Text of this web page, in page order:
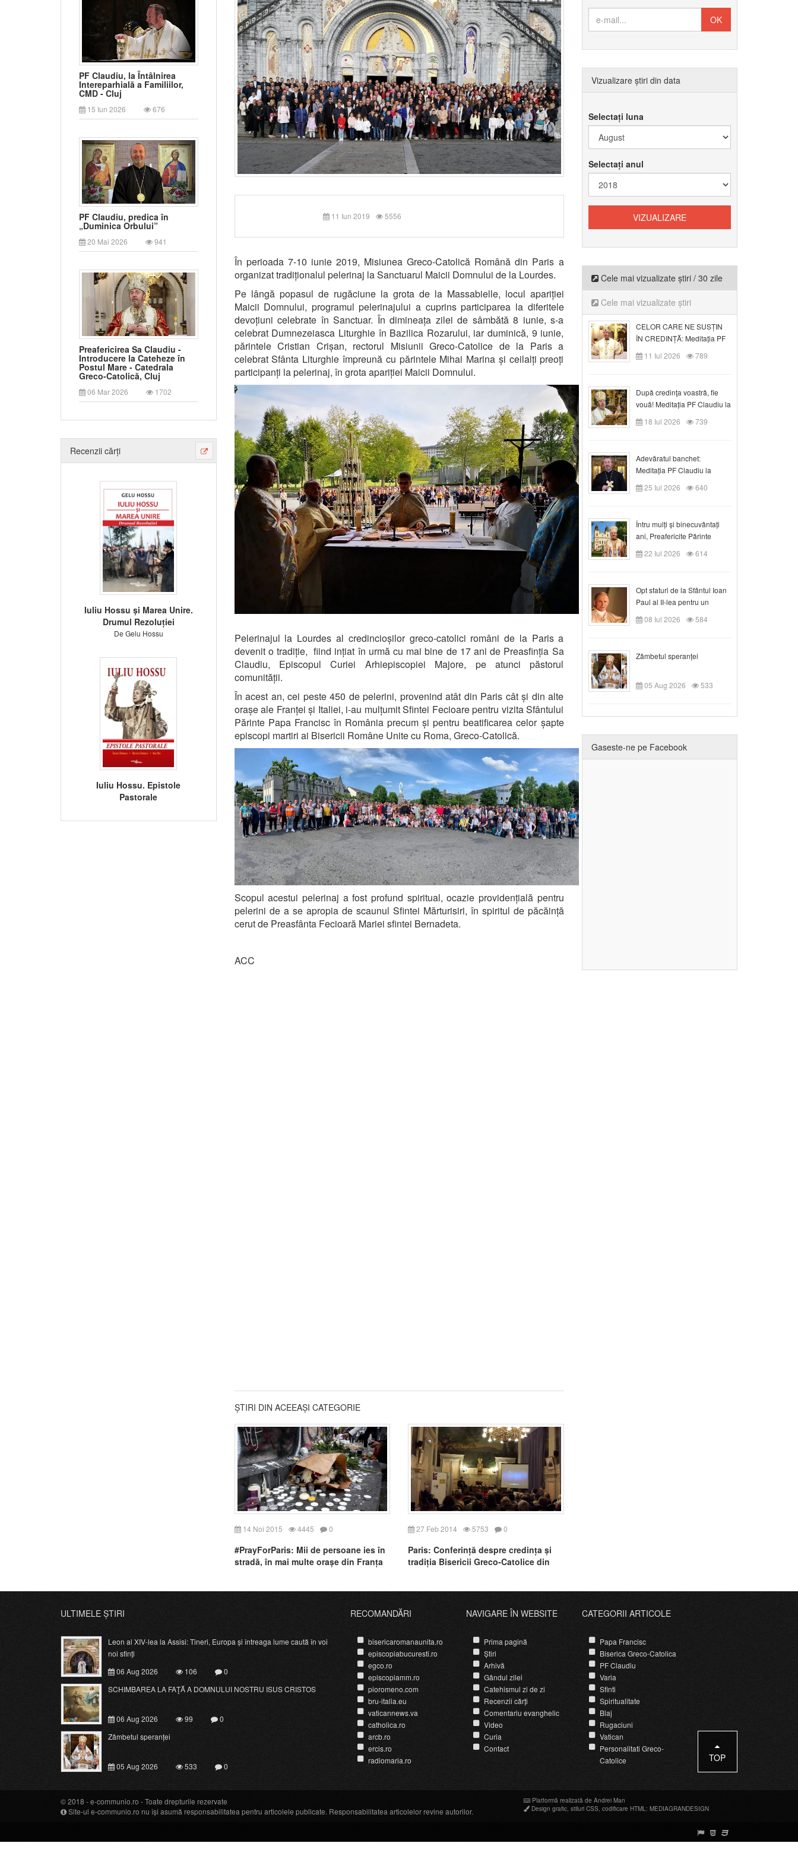
PF Claudiu, la Întâlnirea
Intereparhială a Familiilor,
CMD - Cluj
15 Iun 2026 676
PF Claudiu, predica în
„Duminica Orbului”
20 Mai 2026 941
Preafericirea Sa Claudiu -
Introducere la Cateheze în
Postul Mare - Catedrala
Greco-Catolică, Cluj
06 Mar 2026 1702
Recenzii cărți
Iuliu Hossu și Marea Unire.
Drumul Rezoluției
De Gelu Hossu
Iuliu Hossu. Epistole
Pastorale
11 Iun 2019 5556
În perioada 7-10 iunie 2019, Misiunea Greco-Catolică Română din Paris a
organizat tradiționalul pelerinaj la Sanctuarul Maicii Domnului de la Lourdes.
Pe lângă popasul de rugăciune la grota de la Massabielle, locul apariției
Maicii Domnului, programul pelerinajului a cuprins participarea la diferitele
devoțiuni celebrate în Sanctuar. În dimineața zilei de sâmbătă 8 iunie, s-a
celebrat Dumnezeiasca Liturghie în Bazilica Rozarului, iar duminică, 9 iunie,
părintele Cristian Crișan, rectorul Misiunii Greco-Catolice de la Paris a
celebrat Sfânta Liturghie împreună cu părintele Mihai Marina și ceilalți preoți
participanți la pelerinaj, în grota apariției Maicii Domnului.
Pelerinajul la Lourdes al credincioșilor greco-catolici români de la Paris a
devenit o tradiție,fiind ințiat în urmă cu mai bine de 17 ani de Preasfinția Sa
Claudiu, Episcopul Curiei Arhiepiscopiei Majore, pe atunci păstorul
comunității.
În acest an, cei peste 450 de pelerini, provenind atât din Paris cât și din alte
orașe ale Franței și Italiei, i-au mulțumit Sfintei Fecioare pentru vizita Sfântului
Părinte Papa Francisc în România precum și pentru beatificarea celor șapte
episcopi martiri ai Bisericii Române Unite cu Roma, Greco-Catolică.
Scopul acestui pelerinaj a fost profund spiritual, ocazie providențială pentru
pelerini de a se apropia de scaunul Sfintei Mărturisiri, în spiritul de păcăință
cerut de Preasfânta Fecioară Mariei sfintei Bernadeta.
ACC
ȘTIRI DIN ACEEAȘI CATEGORIE
14 Noi 2015 4445 0
#PrayForParis: Mii de persoane ies în
stradă, în mai multe orașe din Franța
27 Feb 2014 5753 0
Paris: Conferință despre credința și
tradiția Bisericii Greco-Catolice din
Vizualizare știri din data
Selectați luna
Selectați anul
Cele mai vizualizate știri / 30 zile
Cele mai vizualizate știri
CELOR CARE NE SUSȚIN
ÎN CREDINȚĂ: Meditația PF
Claudiu la Duminica a VI-a
după Rusalii
11 Iul 2026 789
După credinţa voastră, fie
vouă! Meditația PF Claudiu la
duminica a VII-a după Rusalii
18 Iul 2026 739
Adevăratul banchet:
Meditația PF Claudiu la
Duminica a VIII-a după
Rusalii
25 Iul 2026 640
Întru mulți și binecuvântați
ani, Preafericite Părinte
Claudiu!
22 Iul 2026 614
Opt sfaturi de la Sfântul Ioan
Paul al II-lea pentru un
creștin
08 Iul 2026 584
Zâmbetul speranței
05 Aug 2026 533
Gaseste-ne pe Facebook
ULTIMELE ȘTIRI
Leon al XIV-lea la Assisi: Tineri, Europa și întreaga lume caută în voi
noi sfinți
06 Aug 2026
106
0
SCHIMBAREA LA FAŢĂ A DOMNULUI NOSTRU ISUS CRISTOS
06 Aug 2026 99
0
Zâmbetul speranței
05 Aug 2026 533 0
RECOMANDĂRI
bisericaromanaunita.ro
episcopiabucuresti.ro
egco.ro
episcopiamm.ro
pioromeno.com
bru-italia.eu
vaticannews.va
catholica.ro
arcb.ro
ercis.ro
radiomaria.ro
NAVIGARE ÎN WEBSITE
Prima pagină
Știri
Arhivă
Gândul zilei
Catehismul zi de zi
Recenzii cărți
Comentariu evanghelic
Video
Curia
Contact
CATEGORII ARTICOLE
Papa Francisc
Biserica Greco-Catolica
PF Claudiu
Varia
Sfinti
Spiritualitate
Blaj
Rugaciuni
Vatican
Personalitati Greco-
Catolice
TOP
© 2018 -e-communio.ro - Toate drepturile rezervate
Site-ul e-communio.ro nu își asumă responsabilitatea pentru articolele publicate. Responsabilitatea articolelor revine autorilor.
Platformă realizată de Andrei Man
Design grafic stiluri CSS codificare HTML : MEDIAGRANDESIGN